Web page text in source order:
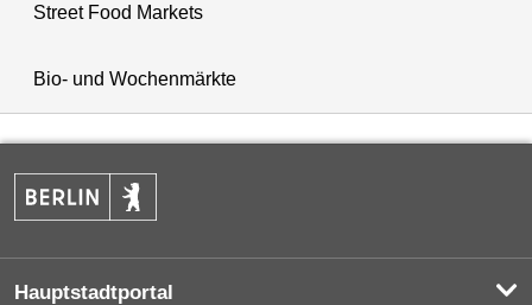
Street Food Markets
Bio- und Wochenmärkte
Hauptstadtportal